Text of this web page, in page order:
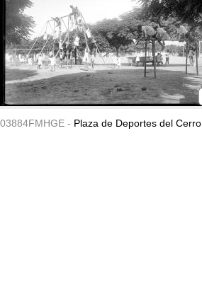
03884FMHGE - Plaza de Deportes del Cerro.